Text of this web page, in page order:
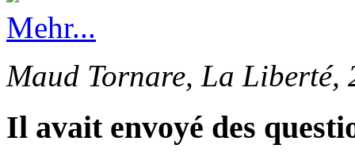
Mehr...
Maud Tornare, La Liberté,
Il avait envoyé des